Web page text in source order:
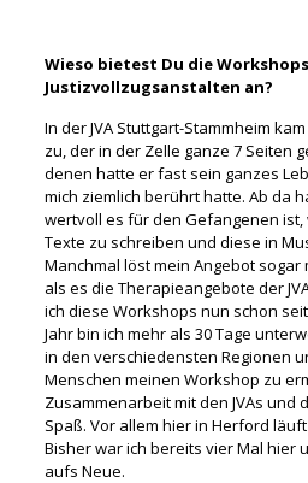
Wieso bietest Du die
Justizvollzugsanstalten an?
In der JVA Stuttgart-Stammheim
zu, der in der Zelle ganze 7 Seiten
denen hatte er fast sein ganzes
mich ziemlich berührt hatte. Ab da
wertvoll es für den Gefangenen
Texte zu schreiben und diese in
Manchmal löst mein Angebot
als es die Therapieangebote der
ich diese Workshops nun schon
Jahr bin ich mehr als 30 Tage
in den verschiedensten Regionen
Menschen meinen Workshop zu
Zusammenarbeit mit den JVAs und
Spaß. Vor allem hier in Herford
Bisher war ich bereits vier Mal hier
aufs Neue.